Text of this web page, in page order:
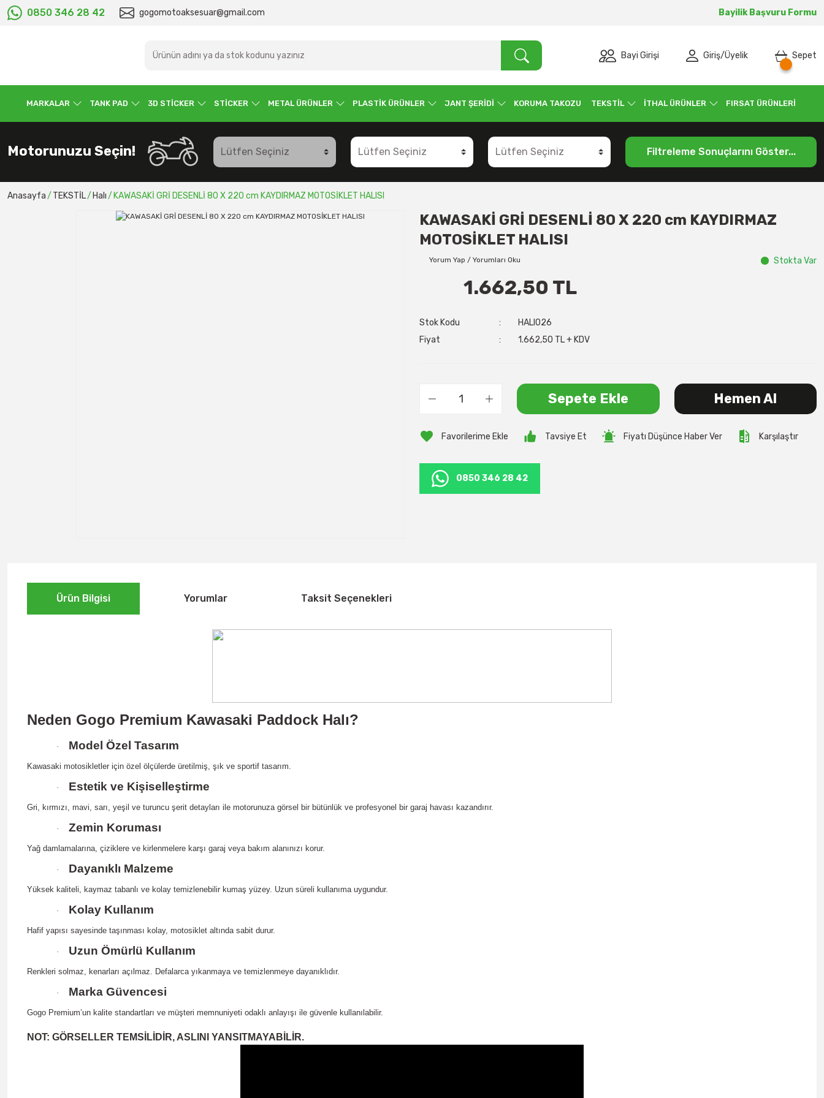
0850 346 28 42 gogomotoaksesuar@gmail.com Bayilik Başvuru Formu
Bayi Girişi Giriş/Üyelik Sepet
MARKALAR TANK PAD 3D STİCKER STİCKER METAL ÜRÜNLER PLASTİK ÜRÜNLER JANT ŞERİDİ KORUMA TAKOZU TEKSTİL İTHAL ÜRÜNLER FIRSAT ÜRÜNLERİ
Motorunuzu Seçin! Filtreleme Sonuçlarını Göster...
Anasayfa TEKSTİL Halı KAWASAKİ GRİ DESENLİ 80 X 220 cm KAYDIRMAZ MOTOSİKLET HALISI
KAWASAKİ GRİ DESENLİ 80 X 220 cm KAYDIRMAZ
MOTOSİKLET HALISI
Yorum Yap / Yorumları Oku Stokta Var
1.662,50 TL
Stok Kodu
HALI026
Fiyat
1.662,50 TL + KDV
Sepete Ekle Hemen Al
Tavsiye Et Fiyatı Düşünce Haber Ver Karşılaştır
0850 346 28 42
Ürün Bilgisi Yorumlar Taksit Seçenekleri
Neden Gogo Premium Kawasaki Paddock Halı?
· Model Özel Tasarım
Kawasaki motosikletler için özel ölçülerde üretilmiş, şık ve sportif tasarım.
· Estetik ve Kişiselleştirme
Gri, kırmızı, mavi, sarı, yeşil ve turuncu şerit detayları ile motorunuza görsel bir bütünlük ve profesyonel bir garaj havası kazandırır.
· Zemin Koruması
Yağ damlamalarına, çiziklere ve kirlenmelere karşı garaj veya bakım alanınızı korur.
· Dayanıklı Malzeme
Yüksek kaliteli, kaymaz tabanlı ve kolay temizlenebilir kumaş yüzey. Uzun süreli kullanıma uygundur.
· Kolay Kullanım
Hafif yapısı sayesinde taşınması kolay, motosiklet altında sabit durur.
· Uzun Ömürlü Kullanım
Renkleri solmaz, kenarları açılmaz. Defalarca yıkanmaya ve temizlenmeye dayanıklıdır.
· Marka Güvencesi
Gogo Premium’un kalite standartları ve müşteri memnuniyeti odaklı anlayışı ile güvenle kullanılabilir.
NOT: GÖRSELLER TEMSİLİDİR, ASLINI YANSITMAYABİLİR.